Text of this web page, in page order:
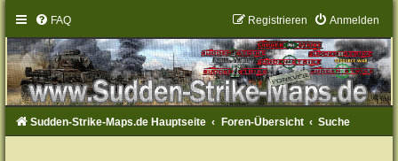
FAQ Anmelden
Registrieren
Sudden-Strike-Maps.de Hauptseite Foren-Übersicht Suche